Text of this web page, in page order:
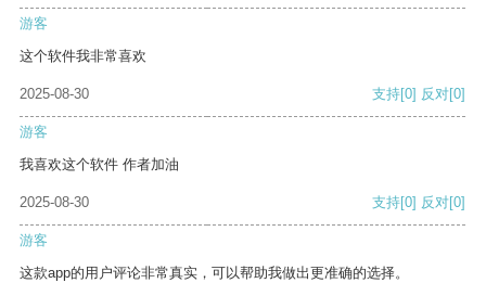
游客
这个软件我非常喜欢
2025-08-30 支持[0] 反对[0]
游客
我喜欢这个软件 作者加油
2025-08-30 支持[0] 反对[0]
游客
这款app的用户评论非常真实，可以帮助我做出更准确的选择。